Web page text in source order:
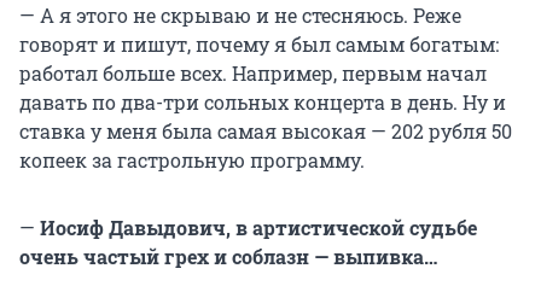
— А я этого не скрываю и не стесняюсь. Реже
говорят и пишут, почему я был самым богатым:
работал больше всех. Например, первым начал
давать по два-три сольных концерта в день. Ну и
ставка у меня была самая высокая — 202 рубля 50
копеек за гастрольную программу.
— Иосиф Давыдович, в артистической судьбе
очень частый грех и соблазн — выпивка…